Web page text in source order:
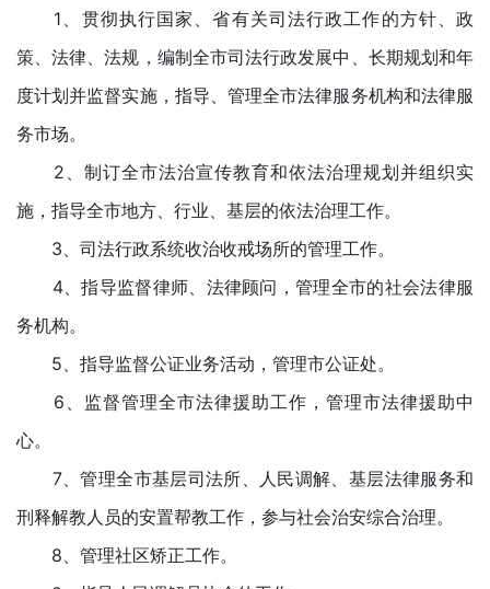
1、贯彻执行国家、省有关司法行政工作的方针、政
策、法律、法规，编制全市司法行政发展中、长期规划和年
度计划并监督实施，指导、管理全市法律服务机构和法律服
务市场。
2、制订全市法治宣传教育和依法治理规划并组织实
施，指导全市地方、行业、基层的依法治理工作。
3、司法行政系统收治收戒场所的管理工作。
4、指导监督律师、法律顾问，管理全市的社会法律服
务机构。
5、指导监督公证业务活动，管理市公证处。
6、监督管理全市法律援助工作，管理市法律援助中
心。
7、管理全市基层司法所、人民调解、基层法律服务和
刑释解教人员的安置帮教工作，参与社会治安综合治理。
8、管理社区矫正工作。